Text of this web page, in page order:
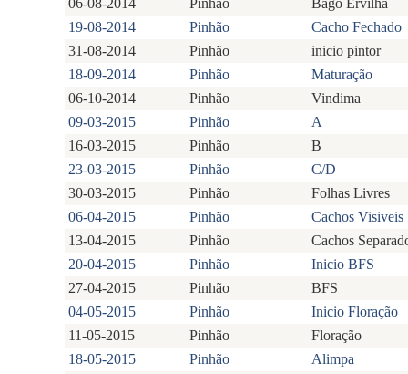
06-08-2014
Pinhão
Bago Ervilha
19-08-2014
Pinhão
Cacho Fechado
31-08-2014
Pinhão
inicio pintor
18-09-2014
Pinhão
Maturação
06-10-2014
Pinhão
Vindima
09-03-2015
Pinhão
A
16-03-2015
Pinhão
B
23-03-2015
Pinhão
C/D
30-03-2015
Pinhão
Folhas Livres
06-04-2015
Pinhão
Cachos Visiveis
13-04-2015
Pinhão
Cachos
20-04-2015
Pinhão
Inicio BFS
27-04-2015
Pinhão
BFS
04-05-2015
Pinhão
Inicio Floração
11-05-2015
Pinhão
Floração
18-05-2015
Pinhão
Alimpa